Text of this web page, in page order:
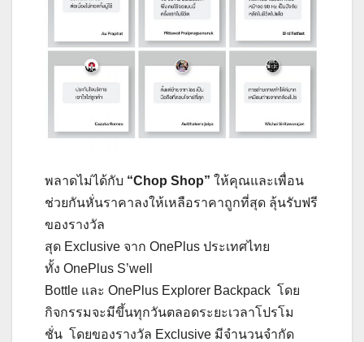
พลาดไม่ได้กับ “Chop Shop” ให้คุณและเพื่อน
ช่วยกันหั่นราคาลงให้เหลือราคาถูกที่สุด ลุ้นรับฟรี
ของรางวัล
สุด Exclusive จาก OnePlus ประเทศไทย
ทั้ง OnePlus S’well
Bottle และ OnePlus Explorer Backpack โดย
กิจกรรมจะมีขึ้นทุกวันตลอดระยะเวลาโปรโม
ชั่น โดยของรางวัล Exclusive มีจำนวนจำกัด